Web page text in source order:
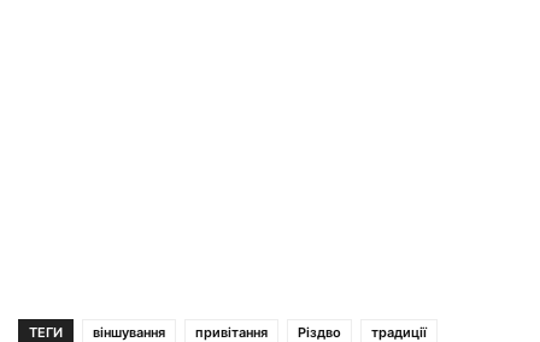
ТЕГИ віншування привітання Різдво традиції